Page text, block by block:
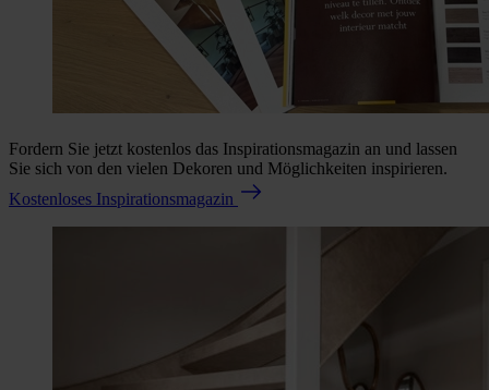
Fordern Sie jetzt kostenlos das Inspirationsmagazin an und lassen
Sie sich von den vielen Dekoren und Möglichkeiten inspirieren.
Kostenloses Inspirationsmagazin